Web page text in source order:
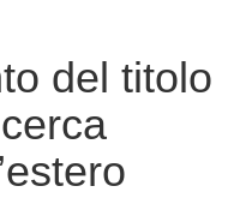
del titolo